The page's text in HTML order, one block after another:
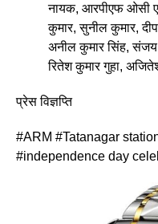
नायक, आरपीएफ ओसी
कुमार, सुनील कुमार,
अनील कुमार सिंह, संजय
रितेश कुमार गुहा,
प्रेस विज्ञप्ति
#ARM #Tatanagar
#independence day